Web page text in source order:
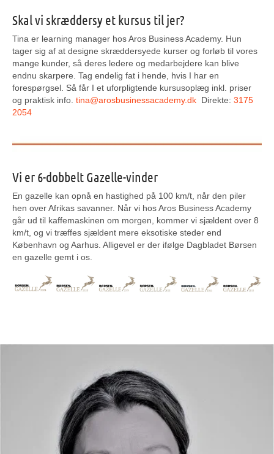
Skal vi skræddersy et kursus til jer?
Tina er learning manager hos Aros Business Academy. Hun
tager sig af at designe skræddersyede kurser og forløb til vores
mange kunder, så deres ledere og medarbejdere kan blive
endnu skarpere. Tag endelig fat i hende, hvis I har en
forespørgsel. Så får I et uforpligtende kursusoplæg inkl. priser
og praktisk info. tina@arosbusinessacademy.dk Direkte: 3175
2054
Vi er 6-dobbelt Gazelle-vinder
En gazelle kan opnå en hastighed på 100 km/t, når den piler
hen over Afrikas savanner. Når vi hos Aros Business Academy
går ud til kaffemaskinen om morgen, kommer vi sjældent over 8
km/t, og vi træffes sjældent mere eksotiske steder end
København og Aarhus. Alligevel er der ifølge Dagbladet Børsen
en gazelle gemt i os.